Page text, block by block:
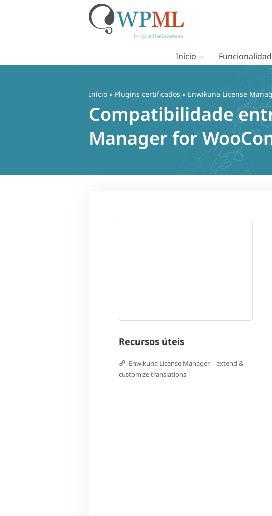
Início
Início » Plugins certificados » Enwikuna License
Compatibilidade
Manager for
Recursos úteis
Enwikuna License Manager – extend &
customize translations